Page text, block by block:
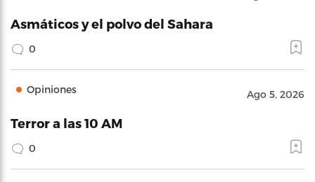
Asmáticos y el polvo del Sahara
0
Opiniones Ago 5, 2026
Terror a las 10 AM
0